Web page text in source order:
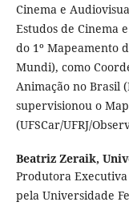
Cinema e
Estudos de Cinema
do 1º Mapeamento
Mundi), como
Animação no Brasil
supervisionou o
(UFSCar/UFRJ/
Beatriz Zeraik,
Produtora
pela Universidade